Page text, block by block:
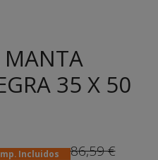
MANTA
35 X 50
Incluidos
86,59 €